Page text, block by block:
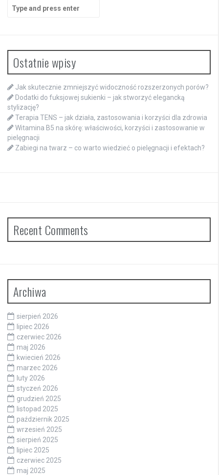
for:
Ostatnie wpisy
Jak skutecznie zmniejszyć widoczność rozszerzonych porów?
Dodatki do fuksjowej sukienki – jak stworzyć elegancką
stylizację?
Terapia TENS – jak działa, zastosowania i korzyści dla zdrowia
Witamina B5 na skórę: właściwości, korzyści i zastosowanie w
pielęgnacji
Zabiegi na twarz – co warto wiedzieć o pielęgnacji i efektach?
Recent Comments
Archiwa
sierpień 2026
lipiec 2026
czerwiec 2026
maj 2026
kwiecień 2026
marzec 2026
luty 2026
styczeń 2026
grudzień 2025
listopad 2025
październik 2025
wrzesień 2025
sierpień 2025
lipiec 2025
czerwiec 2025
maj 2025